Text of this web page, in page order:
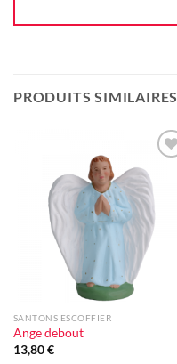
PRODUITS SIMILAIRES
Ajouter
à la liste
d'envie
SANTONS ESCOFFIER
Ange debout
13,80€